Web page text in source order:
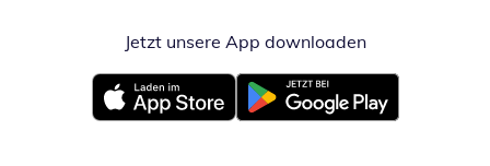
Jetzt unsere App downloadenÖffnet in
Öffnet in neuem FensterÖffnet in neuem Fenster